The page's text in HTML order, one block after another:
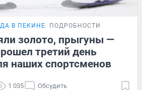
В ПЕКИНЕ ПОДРОБНОСТИ
золото, прыгуны —
третий день
наших спортсменов
1 035 Обсудить